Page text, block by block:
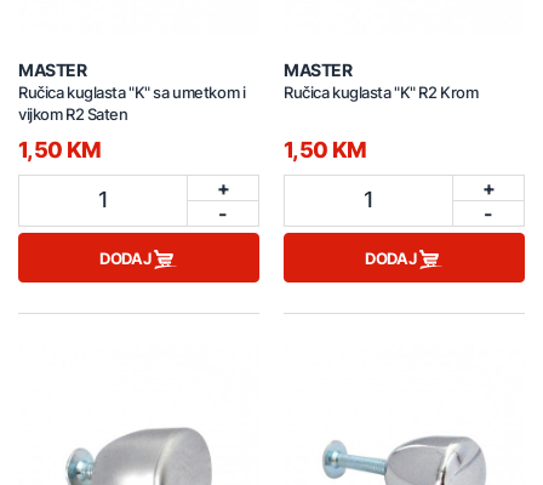
MASTER
Ručica kuglasta "K" sa umetkom i
vijkom R2 Saten
1,50 KM
1
+
-
DODAJ
MASTER
Ručica kuglasta "K" R2 Krom
1,50 KM
1
+
-
DODAJ